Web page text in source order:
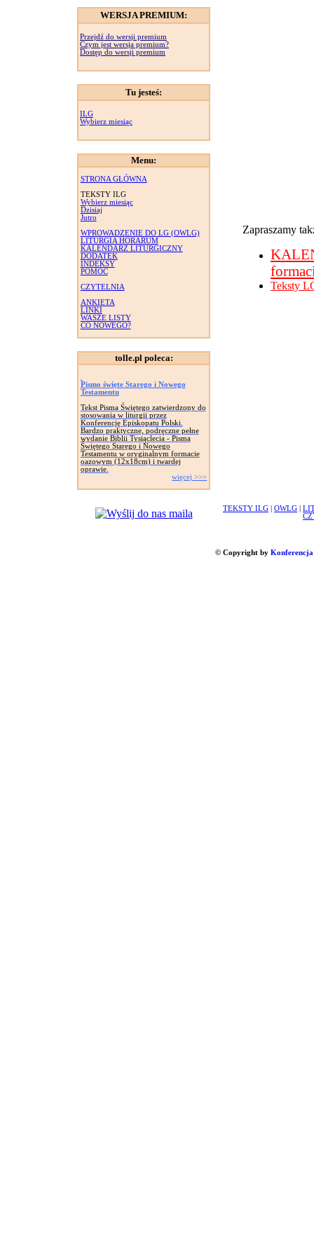
WERSJA PREMIUM:
Przejdź do wersji premium
Czym jest wersja premium?
Dostęp do wersji premium
Tu jesteś:
ILG
Wybierz miesiąc
Menu:
STRONA GŁÓWNA
TEKSTY ILG
Wybierz miesiąc
Dzisiaj
Jutro
WPROWADZENIE DO LG (OWLG)
LITURGIA HORARUM
KALENDARZ LITURGICZNY
DODATEK
INDEKSY
POMOC
CZYTELNIA
ANKIETA
LINKI
WASZE LISTY
CO NOWEGO?
tolle.pl poleca:
Pismo święte Starego i Nowego
Testamentu
Tekst Pisma Świętego zatwierdzony do
stosowania w liturgii przez
Konferencję Episkopatu Polski.
Bardzo praktyczne, podręczne pełne
wydanie Biblii Tysiąclecia - Pisma
Świętego Starego i Nowego
Testamentu w oryginalnym formacie
oazowym (12x18cm) i twardej
oprawie.
więcej >>>
Zapraszamy
Teksty
TEKSTY ILG OWLG
© Copyright by Konferencja